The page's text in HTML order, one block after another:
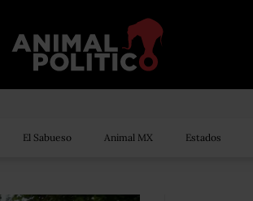
El Sabueso Animal MX Estados